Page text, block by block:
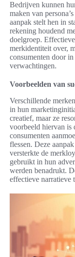
Bedrijven kunnen
maken van
aanpak stelt hen in
rekening houdend
doelgroep.
merkidentiteit over,
consumenten door
verwachtingen.
Voorbeelden van
Verschillende
in hun
creatief, maar ze
voorbeeld hiervan is
consumenten
flessen. Deze
versterkte de
gebruikt in hun
werden benadrukt.
effectieve narratieve